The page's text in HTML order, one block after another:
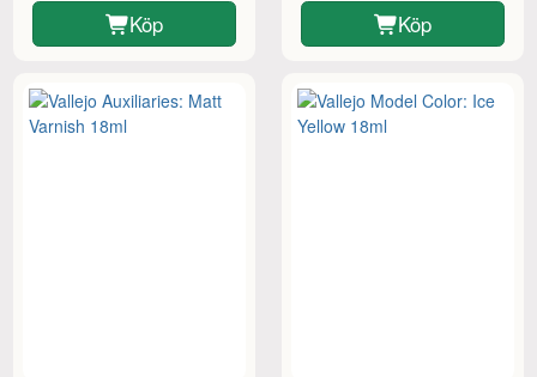
Köp Köp